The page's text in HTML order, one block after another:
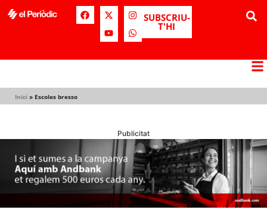
SUBSCRIU-
T'HI
Inici » Escoles bresso
Publicitat